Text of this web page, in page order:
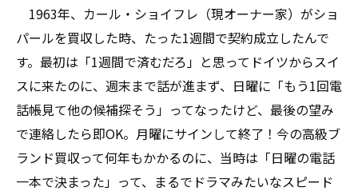
1963年、カール・ショイフレ（現オーナー家）がショ
パールを買収した時、たった1週間で契約成立したんで
す。最初は「1週間で済むだろ」と思ってドイツからスイ
スに来たのに、週末まで話が進まず、日曜に「もう1回電
話帳見て他の候補探そう」ってなったけど、最後の望み
で連絡したら即OK。月曜にサインして終了！今の高級ブ
ランド買収って何年もかかるのに、当時は「日曜の電話
一本で決まった」って、まるでドラマみたいなスピード